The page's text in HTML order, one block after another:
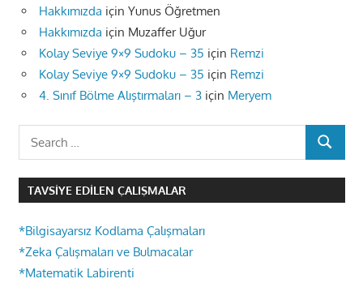
Hakkımızda için Yunus Öğretmen
Hakkımızda için Muzaffer Uğur
Kolay Seviye 9×9 Sudoku – 35 için Remzi
Kolay Seviye 9×9 Sudoku – 35 için Remzi
4. Sınıf Bölme Alıştırmaları – 3 için Meryem
SEARCH
TAVSIYE EDILEN ÇALIŞMALAR
*Bilgisayarsız Kodlama Çalışmaları
*Zeka Çalışmaları ve Bulmacalar
*Matematik Labirenti